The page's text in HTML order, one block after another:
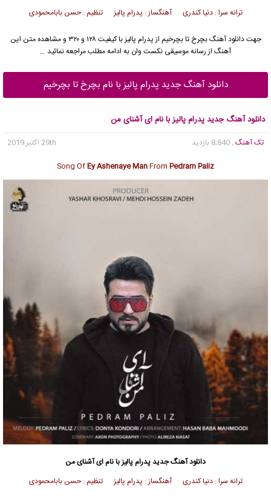
ترانه سرا : دنیا کندری آهنگساز : پدرام پالیز تنظیم : حسن بابامحمودی
جهت دانلود آهنگ بچرخ تا بچرخیم از پدرام پالیز با کیفیت ۱۲۸ و ۳۲۰ و مشاهده متن این
آهنگ از رسانه موسیقی نکست وان به ادامه مطلب مراجعه نمائید …
دانلود آهنگ جدید پدرام پالیز با نام بچرخ تا بچرخیم
دانلود آهنگ جدید پدرام پالیز با نام ای آشنای من
تک آهنگ , 8,840 بازدید
29th اکتبر 2019
Song OfEy Ashenaye ManFrom Pedram Paliz
دانلود آهنگ جدیدپدرام پالیزبا نام ای آشنای من
ترانه سرا : دنیا کندری آهنگساز : پدرام پالیز تنظیم : حسن بابامحمودی